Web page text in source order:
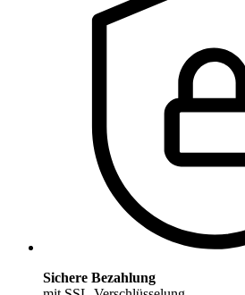
Sichere Bezahlung